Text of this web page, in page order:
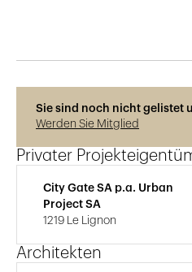
Sie sind noch nicht gelistet
Werden Sie Mitglied
Privater
City Gate SA p.a. Urban
Project SA
1219 Le Lignon
Architekten